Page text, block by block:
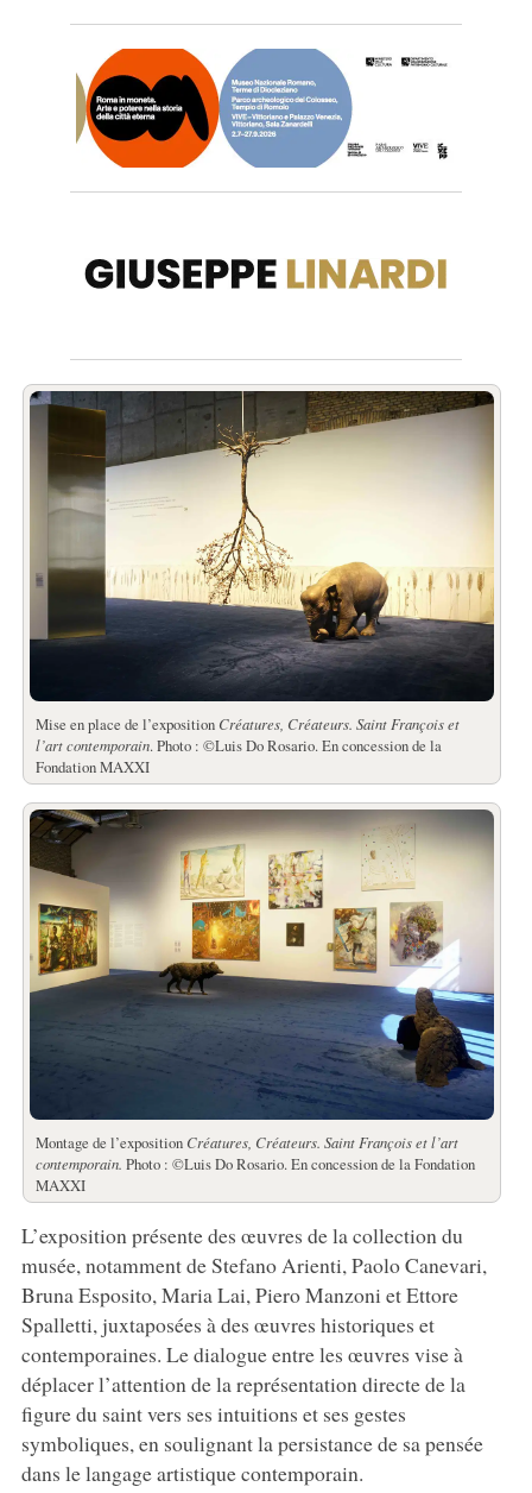
Mise en place de l’exposition Créatures, Créateurs. Saint François et
l’art contemporain. Photo : ©Luis Do Rosario. En concession de la
Fondation MAXXI
Montage de l’exposition Créatures, Créateurs. Saint François et l’art
contemporain. Photo : ©Luis Do Rosario. En concession de la Fondation
MAXXI
L’exposition présente des œuvres de la collection du
musée, notamment de Stefano Arienti, Paolo Canevari,
Bruna Esposito, Maria Lai, Piero Manzoni et Ettore
Spalletti, juxtaposées à des œuvres historiques et
contemporaines. Le dialogue entre les œuvres vise à
déplacer l’attention de la représentation directe de la
figure du saint vers ses intuitions et ses gestes
symboliques, en soulignant la persistance de sa pensée
dans le langage artistique contemporain.